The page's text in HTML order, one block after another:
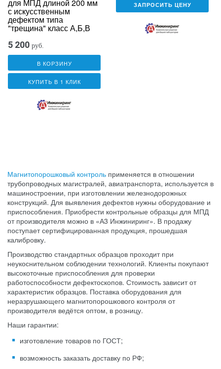
для МПД длиной 200 мм
с искусственным
дефектом типа
"трещина" класс А,Б,В
5 200 руб.
В КОРЗИНУ
КУПИТЬ В 1 КЛИК
ЗАПРОСИТЬ ЦЕНУ
Магнитопорошковый контроль применяется в отношении
трубопроводных магистралей, авиатранспорта, используется в
машиностроении, при изготовлении железнодорожных
конструкций. Для выявления дефектов нужны оборудование и
приспособления. Приобрести контрольные образцы для МПД
от производителя можно в «А3 Инжиниринг». В продажу
поступает сертифицированная продукция, прошедшая
калибровку.
Производство стандартных образцов проходит при
неукоснительном соблюдении технологий. Клиенты покупают
высокоточные приспособления для проверки
работоспособности дефектоскопов. Стоимость зависит от
характеристик образцов. Поставка оборудования для
неразрушающего магнитопорошкового контроля от
производителя ведётся оптом, в розницу.
Наши гарантии:
изготовление товаров по ГОСТ;
возможность заказать доставку по РФ;